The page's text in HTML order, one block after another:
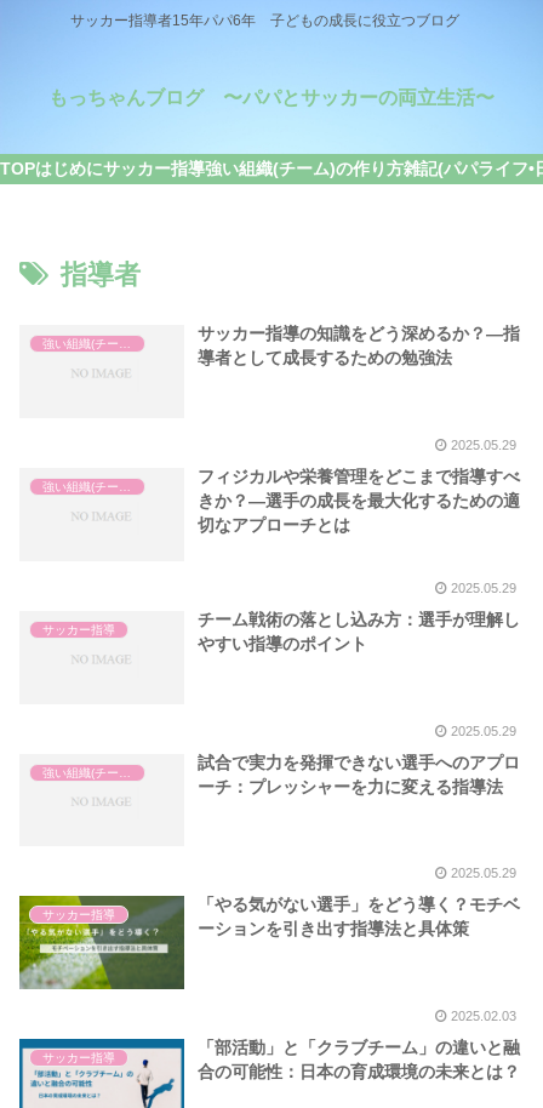
サッカー指導者15年パパ6年 子どもの成長に役立つブログ
もっちゃんブログ 〜パパとサッカーの両立生活〜
TOPはじめにサッカー指導強い組織(チーム)の作り方雑記(パパライフ•
指導者
強い組織(チーム)の作り方
サッカー指導の知識をどう深めるか？—指
導者として成長するための勉強法
2025.05.29
フィジカルや栄養管理をどこまで指導すべ
きか？—選手の成長を最大化するための適
切なアプローチとは
2025.05.29
サッカー指導
チーム戦術の落とし込み方：選手が理解し
やすい指導のポイント
2025.05.29
試合で実力を発揮できない選手へのアプロ
ーチ：プレッシャーを力に変える指導法
2025.05.29
サッカー指導
「やる気がない選手」をどう導く？モチベ
ーションを引き出す指導法と具体策
2025.02.03
サッカー指導
「部活動」と「クラブチーム」の違いと融
合の可能性：日本の育成環境の未来とは？